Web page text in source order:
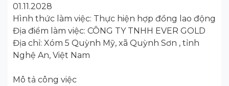
01.11.2028
Hình thức làm việc: Thực hiện hợp đồng lao động
Địa điểm làm việc: CÔNG TY TNHH EVER GOLD
Địa chỉ: Xóm 5 Quỳnh Mỹ, xã Quỳnh Sơn , tỉnh
Nghệ An, Việt Nam
Mô tả công việc